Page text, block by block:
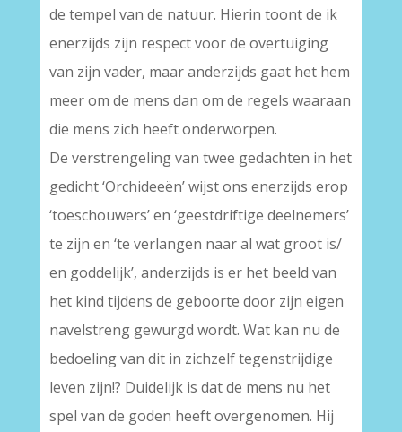
de tempel van de natuur. Hierin toont de ik
enerzijds zijn respect voor de overtuiging
van zijn vader, maar anderzijds gaat het hem
meer om de mens dan om de regels waaraan
die mens zich heeft onderworpen.
De verstrengeling van twee gedachten in het
gedicht ‘Orchideeën’ wijst ons enerzijds erop
‘toeschouwers’ en ‘geestdriftige deelnemers’
te zijn en ‘te verlangen naar al wat groot is/
en goddelijk’, anderzijds is er het beeld van
het kind tijdens de geboorte door zijn eigen
navelstreng gewurgd wordt. Wat kan nu de
bedoeling van dit in zichzelf tegenstrijdige
leven zijn!? Duidelijk is dat de mens nu het
spel van de goden heeft overgenomen. Hij